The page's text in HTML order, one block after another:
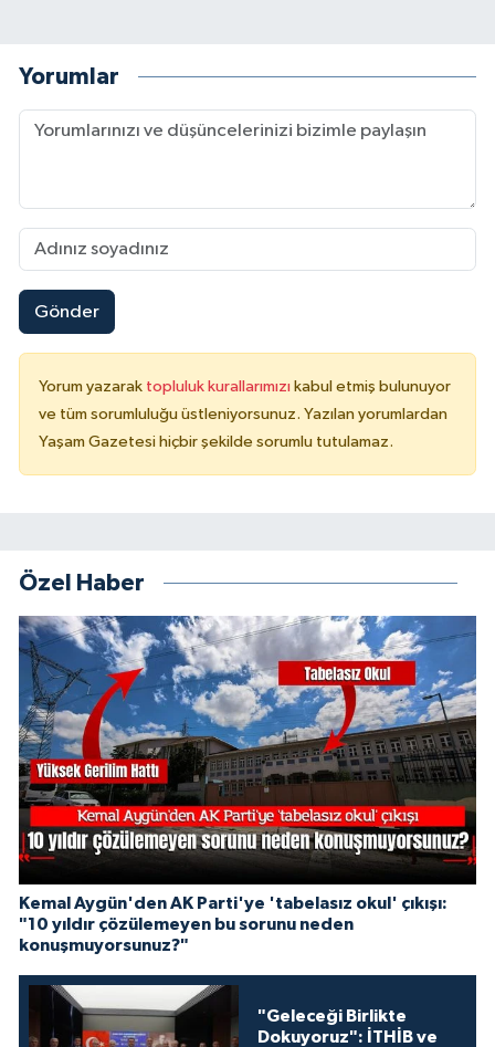
Yorumlar
Gönder
Yorum yazarak topluluk kurallarımızı kabul etmiş bulunuyor
ve tüm sorumluluğu üstleniyorsunuz. Yazılan yorumlardan
Yaşam Gazetesi hiçbir şekilde sorumlu tutulamaz.
Özel Haber
Kemal Aygün'den AK Parti'ye 'tabelasız okul' çıkışı:
"10 yıldır çözülemeyen bu sorunu neden
konuşmuyorsunuz?"
"Geleceği Birlikte
Dokuyoruz": İTHİB ve